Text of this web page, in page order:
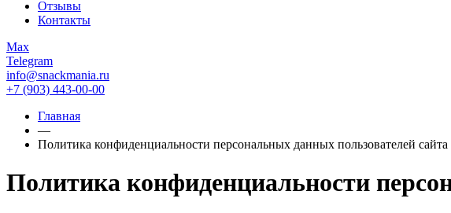
Отзывы
Контакты
Max
Telegram
info@snackmania.ru
+7 (903) 443-00-00
Главная
—
Политика конфиденциальности персональных данных пользователей сайта
Политика конфиденциальности